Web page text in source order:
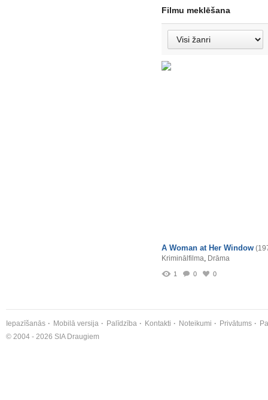
Filmu meklēšana
A Woman at Her Window
Kriminālfilma, Drāma
1 0 0
Iepazīšanās Mobilā versija Palīdzība Kontakti Noteikumi Privātums
© 2004 - 2026 SIA Draugiem